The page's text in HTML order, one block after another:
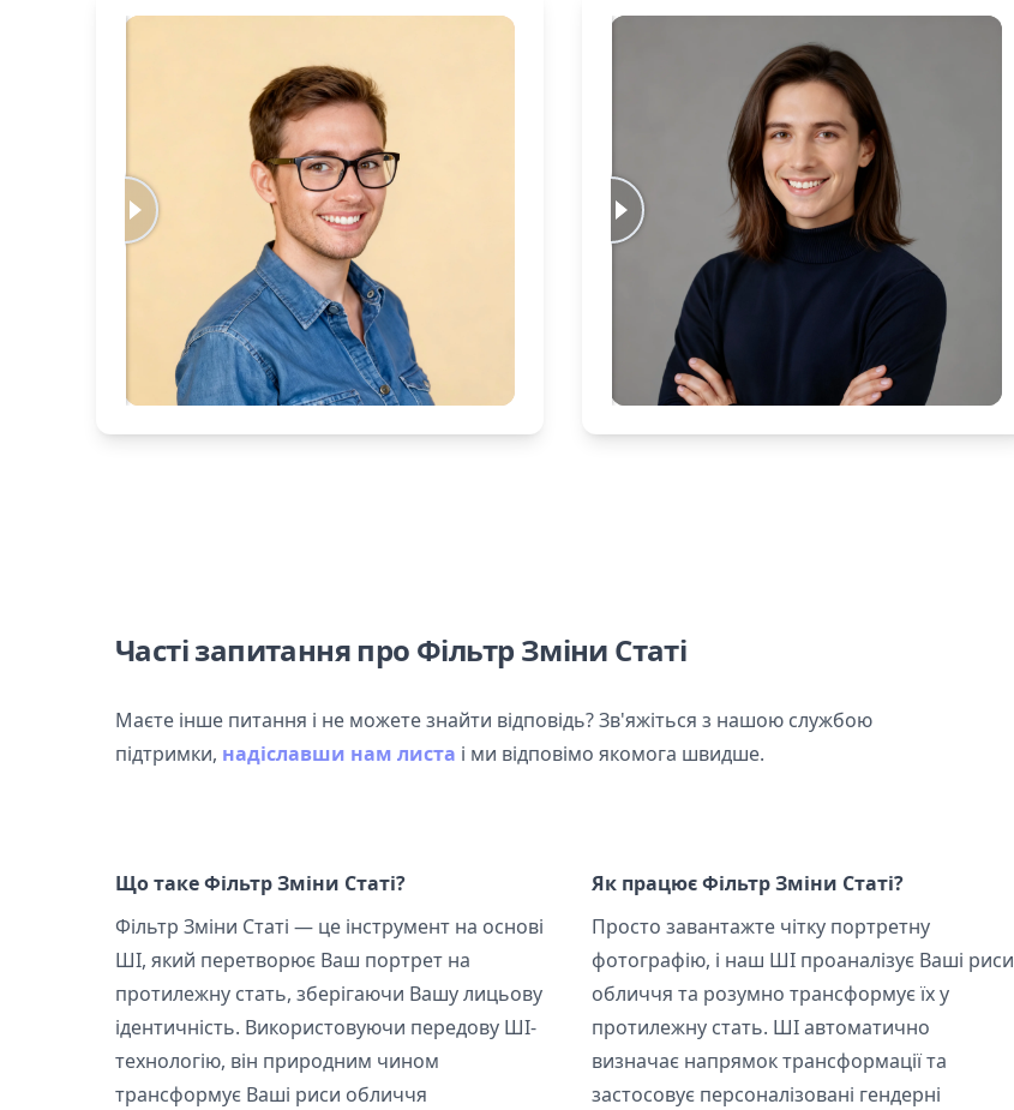
Часті запитання про Фільтр Зміни Статі
Маєте інше питання і не можете знайти відповідь? Зв'яжіться з нашою службою
підтримки, надіславши нам листа і ми відповімо якомога швидше.
Що таке Фільтр Зміни Статі?
Фільтр Зміни Статі — це інструмент на основі
ШІ, який перетворює Ваш портрет на
протилежну стать, зберігаючи Вашу лицьову
ідентичність. Використовуючи передову ШІ-
технологію, він природним чином
трансформує Ваші риси обличчя
Як працює Фільтр Зміни Статі?
Просто завантажте чітку портретну
фотографію, і наш ШІ проаналізує Ваші риси
обличчя та розумно трансформує їх у
протилежну стать. ШІ автоматично
визначає напрямок трансформації та
застосовує персоналізовані гендерні